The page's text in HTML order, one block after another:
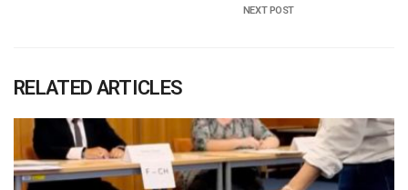
NEXT POST
RELATED ARTICLES